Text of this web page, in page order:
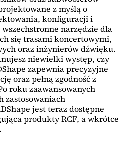
z myślą o
konfiguracji i
narzędzie dla
się trasami koncertowymi,
oraz inżynierów dźwięku.
niewielki występ, czy
zapewnia precyzyjne
oraz pełną zgodność z
roku zaawansowanych
zastosowaniach
jest teraz dostępne
produkty RCF, a wkrótce